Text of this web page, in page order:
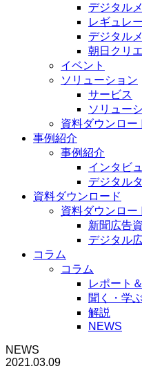
デジタル
レギュレ
デジタル
朝日クリ
イベント
ソリューション
サービス
ソリュー
資料ダウンロー
事例紹介
事例紹介
インタビ
デジタル
資料ダウンロード
資料ダウンロー
新聞広告
デジタル
コラム
コラム
レポート
聞く・学ぶ
解説
NEWS
NEWS
2021.03.09